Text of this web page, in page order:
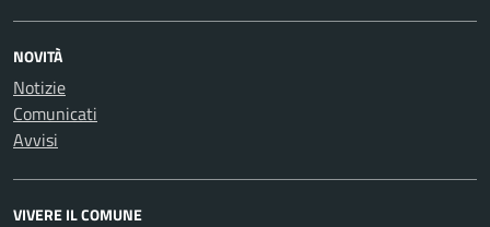
NOVITÀ
Notizie
Comunicati
Avvisi
VIVERE IL COMUNE